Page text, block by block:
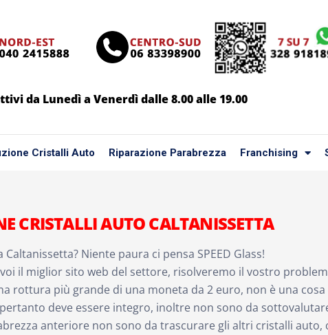
da Lunedì a Venerdì dalle 8.00 alle 19.00
Cristalli Auto Riparazione Parabrezza Franchising
CRISTALLI AUTO CALTANISSETTA
Niente paura ci pensa SPEED Glass!
il miglior sito web del settore, risolveremo il vostro
rottura più grande di una moneta da 2 euro, non è una
deve essere integro, inoltre non sono da
anteriore non sono da trascurare gli altri cristalli